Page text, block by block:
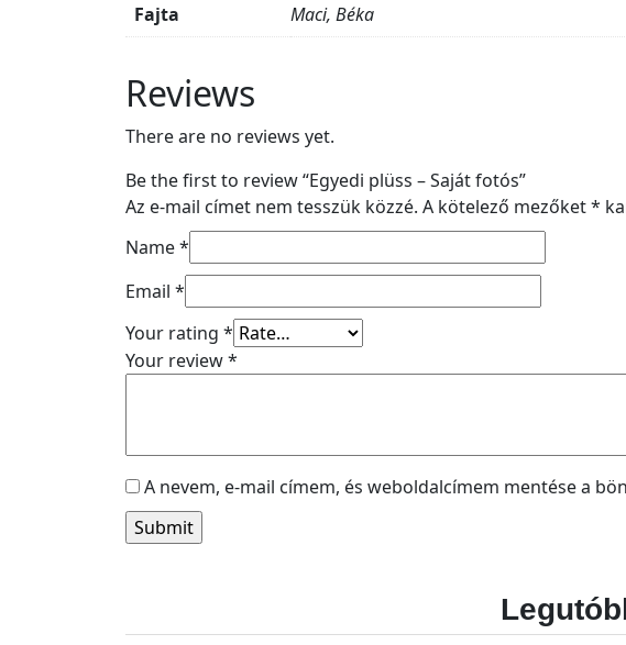
Fajta Maci, Béka
Reviews
There are no reviews yet.
Be the first to review “Egyedi plüss – Saját fotós”
Az e-mail címet nem tesszük közzé. A kötelező mezőket*
Name*
Email *
Your rating *
Your review*
A nevem, e-mail címem, és weboldalcímem mentése a